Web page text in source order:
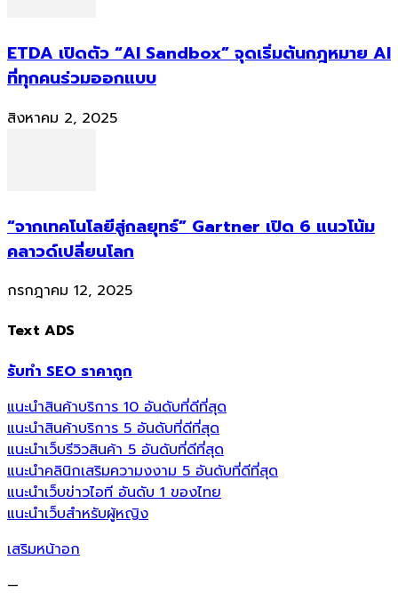
ETDA เปิดตัว “AI Sandbox” จุดเริ่มต้นกฎหมาย AI
ที่ทุกคนร่วมออกแบบ
สิงหาคม 2, 2025
“จากเทคโนโลยีสู่กลยุทธ์” Gartner เปิด 6 แนวโน้ม
คลาวด์เปลี่ยนโลก
กรกฎาคม 12, 2025
Text ADS
รับทำ SEO ราคาถูก
แนะนำสินค้าบริการ 10 อันดับที่ดีที่สุด
แนะนำสินค้าบริการ 5 อันดับที่ดีที่สุด
แนะนำเว็บรีวิวสินค้า 5 อันดับที่ดีที่สุด
แนะนำคลินิกเสริมความงงาม 5 อันดับที่ดีที่สุด
แนะนำเว็บข่าวไอที อันดับ 1 ของไทย
แนะนำเว็บสำหรับผู้หญิง
เสริมหน้าอก
—